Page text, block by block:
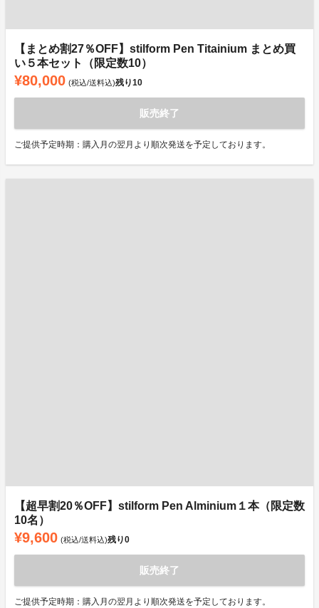
【まとめ割27％OFF】stilform Pen Titainium まとめ買
い５本セット（限定数10）
¥80,000 (税込/送料込)残り10
販売終了
ご提供予定時期：購入月の翌月より順次発送を予定しております。
【超早割20％OFF】stilform Pen Alminium１本（限定数
10名）
¥9,600 (税込/送料込)残り0
販売終了
ご提供予定時期：購入月の翌月より順次発送を予定しております。